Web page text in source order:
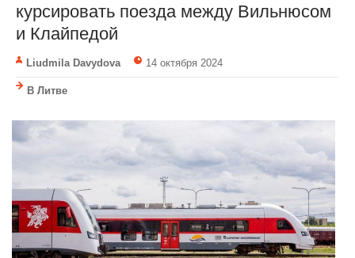
курсировать поезда между Вильнюсом
и Клайпедой
Liudmila Davydova 14 октября 2024
В Литве